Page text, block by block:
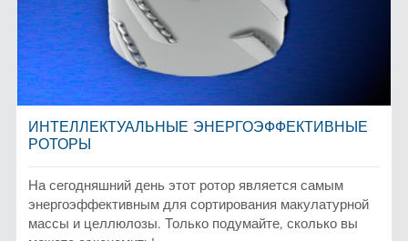
ИНТЕЛЛЕКТУАЛЬНЫЕ ЭНЕРГОЭФФЕКТИВНЫЕ
РОТОРЫ
На сегодняшний день этот ротор является самым
энергоэффективным для сортирования макулатурной
массы и целлюлозы. Только подумайте, сколько вы